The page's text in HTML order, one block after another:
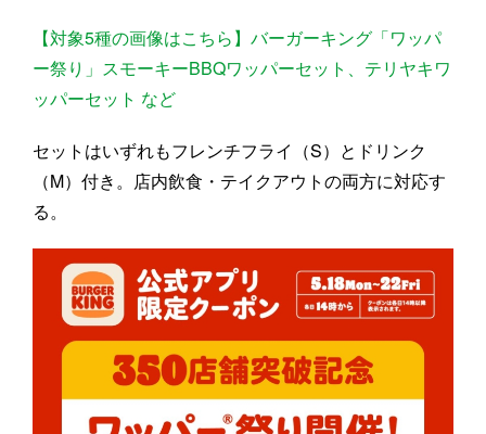
【対象5種の画像はこちら】バーガーキング「ワッパ
ー祭り」スモーキーBBQワッパーセット、テリヤキワ
ッパーセット など
セットはいずれもフレンチフライ（S）とドリンク
（M）付き。店内飲食・テイクアウトの両方に対応す
る。